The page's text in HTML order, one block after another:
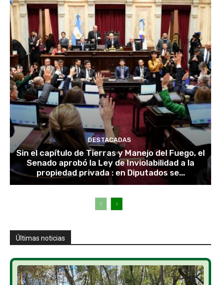
DESTACADAS
Sin el capítulo de Tierras y Manejo del Fuego, el
Senado aprobó la Ley de Inviolabilidad a la
propiedad privada : en Diputados se...
Últimas noticias